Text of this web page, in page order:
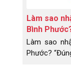
Làm sao
Bình
Làm sao
Phước?